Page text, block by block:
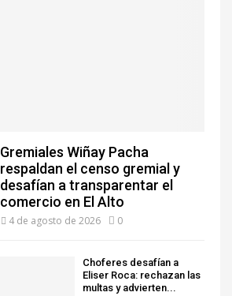
Gremiales Wiñay Pacha
respaldan el censo gremial y
desafían a transparentar el
comercio en El Alto
4 de agosto de 2026 0
Choferes desafían a
Eliser Roca: rechazan las
multas y advierten...